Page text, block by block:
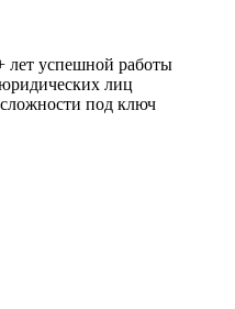
лет успешной работы
лиц
под ключ